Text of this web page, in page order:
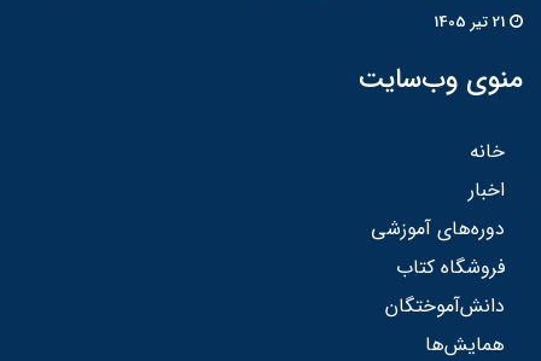
منوی وب‌سایت
خانه
اخبار
دوره‌های آموزشی
فروشگاه کتاب
دانش‌آموختگان
همایش‌ها